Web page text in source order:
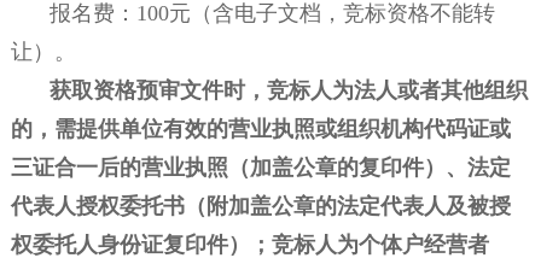
报名费： 100元（含电子文档，竞标资格不能转
让）。
获取资格预审文件时，竞标人为法人或者其他组织
的，需提供单位有效的营业执照或组织机构代码证或
三证合一后的营业执照（加盖公章的复印件）、法定
代表人授权委托书（附加盖公章的法定代表人及被授
权委托人身份证复印件）；竞标人为个体户经营者